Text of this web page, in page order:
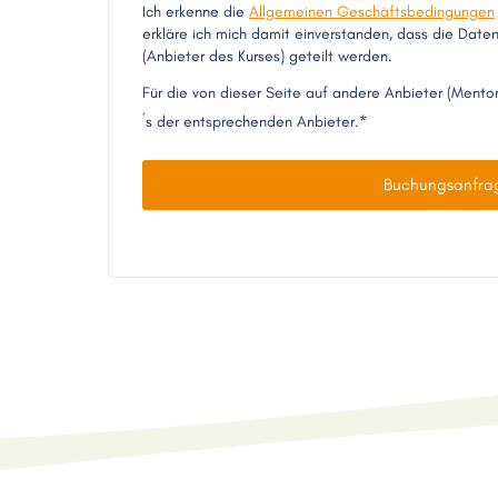
Ich erkenne die Allgemeinen Geschäftsbedingungen
erkläre ich mich damit einverstanden, dass die
(Anbieter des Kurses) geteilt werden.
Für die von dieser Seite auf andere Anbieter
´s der entsprechenden Anbieter.*